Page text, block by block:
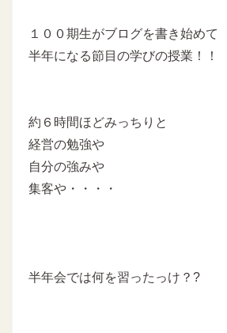
１００期生がブログを書き始めて
半年になる節目の学びの授業！！
約６時間ほどみっちりと
経営の勉強や
自分の強みや
集客や・・・・
半年会では何を習ったっけ？?